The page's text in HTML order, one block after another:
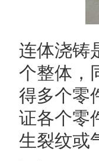
连体浇铸
个整体，
得多个零
证各个零
生裂纹或